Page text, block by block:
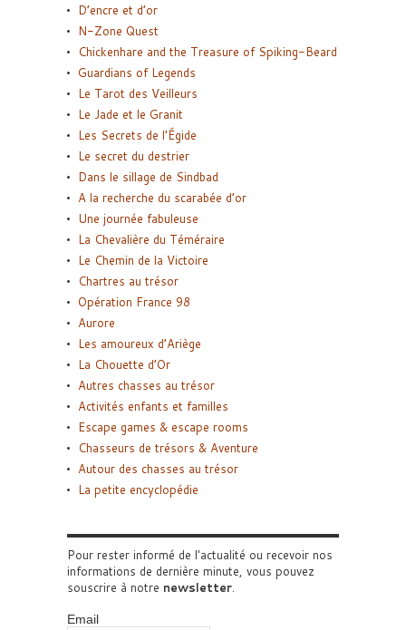
D’encre et d’or
N-Zone Quest
Chickenhare and the Treasure of Spiking-Beard
Guardians of Legends
Le Tarot des Veilleurs
Le Jade et le Granit
Les Secrets de l’Égide
Le secret du destrier
Dans le sillage de Sindbad
A la recherche du scarabée d’or
Une journée fabuleuse
La Chevalière du Téméraire
Le Chemin de la Victoire
Chartres au trésor
Opération France 98
Aurore
Les amoureux d’Ariège
La Chouette d’Or
Autres chasses au trésor
Activités enfants et familles
Escape games & escape rooms
Chasseurs de trésors & Aventure
Autour des chasses au trésor
La petite encyclopédie
Pour rester informé de l'actualité ou recevoir nos
informations de dernière minute, vous pouvez
souscrire à notre newsletter.
Email